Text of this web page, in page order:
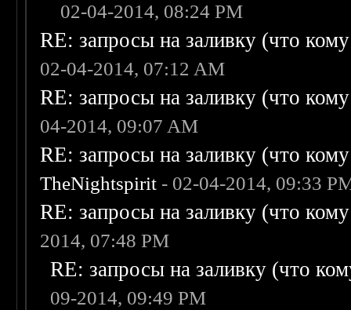
02-04-2014, 08:24 PM
RE: запросы на заливку (что
02-04-2014, 07:12 AM
RE: запросы на заливку (что
04-2014, 09:07 AM
RE: запросы на заливку (что
TheNightspirit - 02-04-2014, 09:33
RE: запросы на заливку (что
2014, 07:48 PM
RE: запросы на заливку (что
09-2014, 09:49 PM